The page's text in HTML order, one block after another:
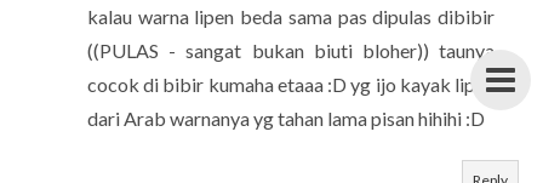
kalau warna lipen beda sama pas dipulas dibibir
((PULAS - sangat bukan biuti bloher)) taunya
cocok di bibir kumaha etaaa :D yg ijo kayak lipen
dari Arab warnanya yg tahan lama pisan hihihi :D